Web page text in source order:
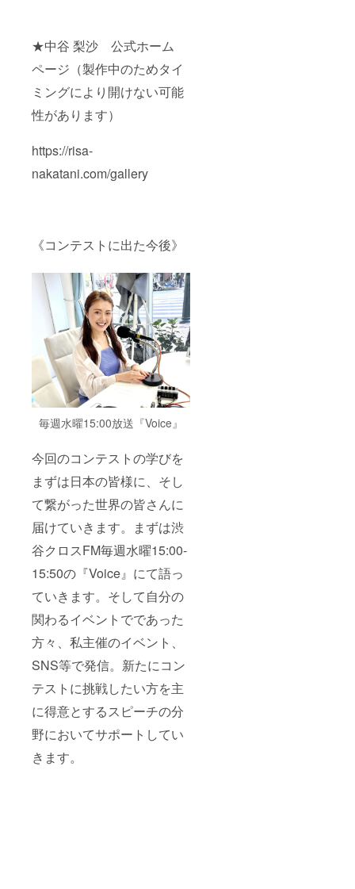
★中谷 梨沙 公式ホーム
ページ（製作中のためタイ
ミングにより開けない可能
性があります）
https://risa-
nakatani.com/gallery
《コンテストに出た今後》
毎週水曜15:00放送『Voice』
今回のコンテストの学びを
まずは日本の皆様に、そし
て繋がった世界の皆さんに
届けていきます。まずは渋
谷クロスFM毎週水曜15:00-
15:50の『Voice』にて語っ
ていきます。そして自分の
関わるイベントでであった
方々、私主催のイベント、
SNS等で発信。新たにコン
テストに挑戦したい方を主
に得意とするスピーチの分
野においてサポートしてい
きます。